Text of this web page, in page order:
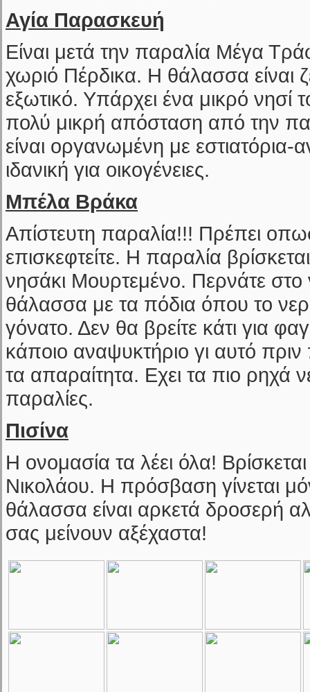
Αγία Παρασκευή
Είναι μετά την παραλία Μέγα
χωριό Πέρδικα. Η θάλασσα είναι
εξωτικό. Υπάρχει ένα μικρό νησί
πολύ μικρή απόσταση από την
είναι οργανωμένη με εστιατόρια-
ιδανική για οικογένειες.
Μπέλα Βράκα
Απίστευτη παραλία!!! Πρέπει
επισκεφτείτε. Η παραλία
νησάκι Μουρτεμένο. Περνάτε στο
θάλασσα με τα πόδια όπου το
γόνατο. Δεν θα βρείτε κάτι για
κάποιο αναψυκτήριο γι αυτό πριν
τα απαραίτητα. Εχει τα πιο ρηχά
παραλίες.
Πισίνα
Η ονομασία τα λέει όλα!
Νικολάου. Η πρόσβαση γίνεται
θάλασσα είναι αρκετά δροσερή
σας μείνουν αξέχαστα!